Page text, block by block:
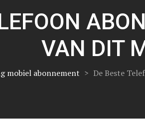
VAN DIT
mobiel abonnement > De Beste